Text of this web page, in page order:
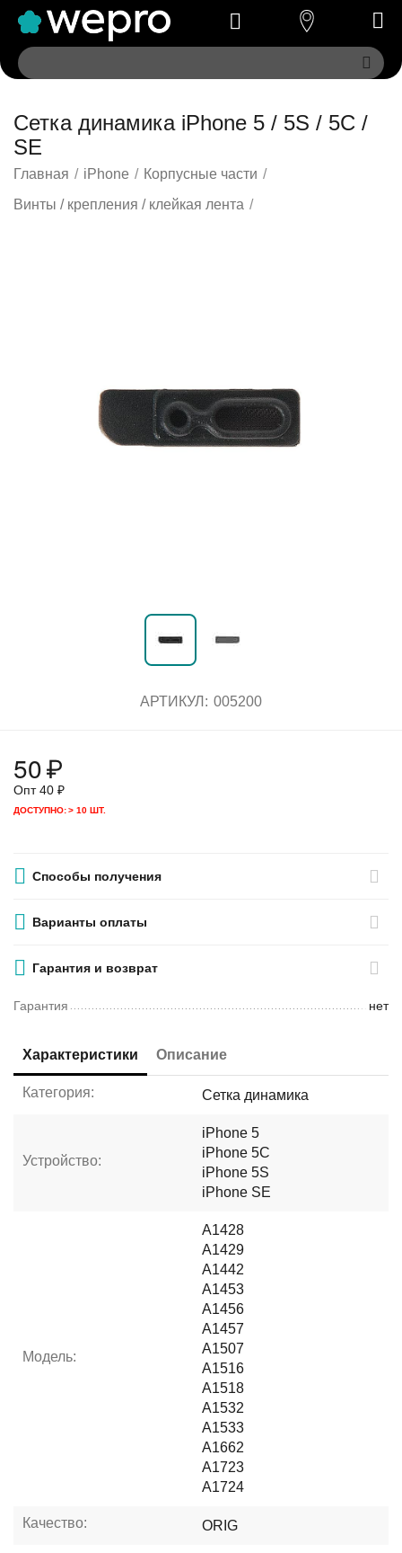
Сетка динамика iPhone 5 / 5S / 5C /
SE
Главная / iPhone / Корпусные части /
Винты / крепления / клейкая лента /
АРТИКУЛ: 005200
50₽
Опт40 ₽
ДОСТУПНО:> 10 ШТ.
Способы получения
Варианты оплаты
Гарантия и возврат
Гарантия нет
Характеристики Описание
Категория: Сетка динамика
Устройство:
iPhone 5
iPhone 5C
iPhone 5S
iPhone SE
Модель:
A1428
A1429
A1442
A1453
A1456
A1457
A1507
A1516
A1518
A1532
A1533
A1662
A1723
A1724
Качество: ORIG